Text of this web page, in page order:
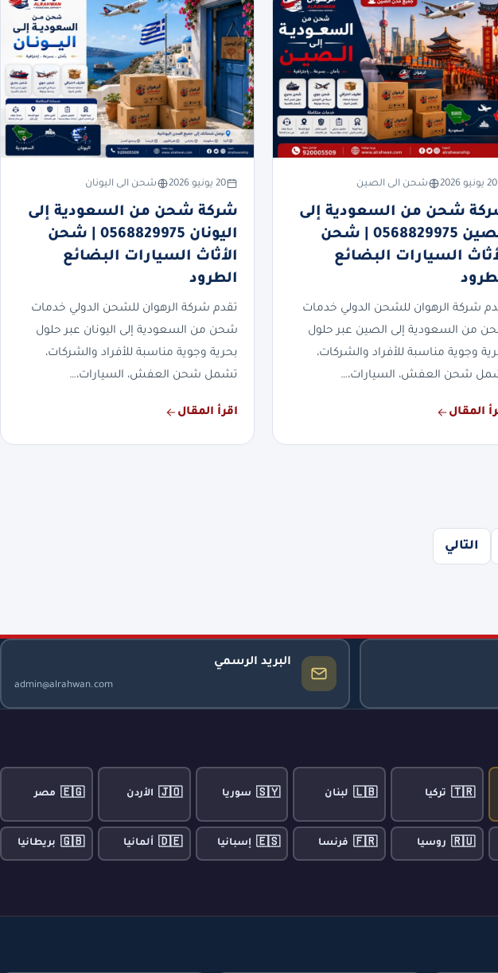
20 يونيو 2026 شحن الى الصين
شحن من السعودية إلى
الصين 0568829975 | شحن
السيارات البضائع
شركة الرهوان للشحن الدولي خدمات
من السعودية إلى الصين عبر حلول
وجوية مناسبة للأفراد والشركات،
شحن العفش، السيارات،…
المقال
20 يونيو 2026 شحن الى اليونان
شركة شحن من السعودية إلى
اليونان 0568829975 | شحن
الأثاث السيارات البضائع
الطرود
تقدم شركة الرهوان للشحن الدولي خدمات
شحن من السعودية إلى اليونان عبر حلول
بحرية وجوية مناسبة للأفراد والشركات،
تشمل شحن العفش، السيارات،…
اقرأ المقال
التالي
البريد الرسمي
admin@alrahwan.com
🇹🇷 تركيا 🇱🇧 لبنان 🇸🇾 سوريا 🇯🇴 الأردن 🇪🇬 مصر
🇷🇺 روسيا 🇫🇷 فرنسا 🇪🇸 إسبانيا 🇩🇪 ألمانيا 🇬🇧 بريطانيا